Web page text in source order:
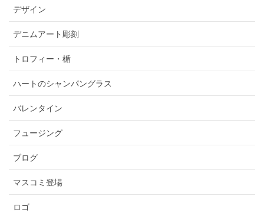
デザイン
デニムアート彫刻
トロフィー・楯
ハートのシャンパングラス
バレンタイン
フュージング
ブログ
マスコミ登場
ロゴ